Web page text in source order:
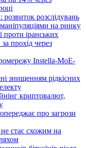
розслідувань
на ринку
іранських
прохід через
Instella-MoE-
знищенням рідкісних
криптовалют,
про загрози
стає схожим на